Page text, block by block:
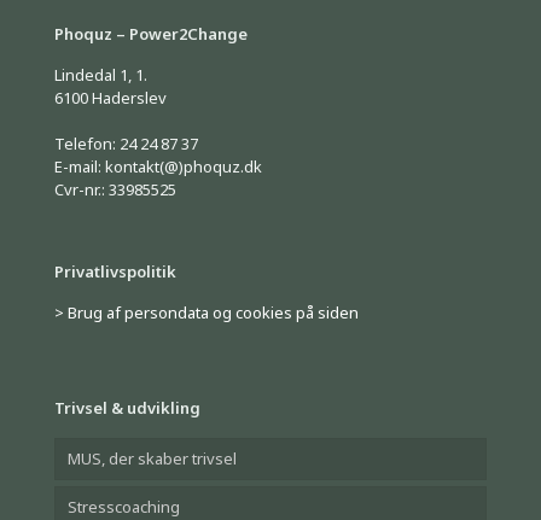
Phoquz – Power2Change
Lindedal 1, 1.
6100 Haderslev
Telefon: 24 24 87 37
E-mail: kontakt(@)phoquz.dk
Cvr-nr.: 33985525
Privatlivspolitik
> Brug af persondata og cookies på siden
Trivsel & udvikling
MUS, der skaber trivsel
Stresscoaching